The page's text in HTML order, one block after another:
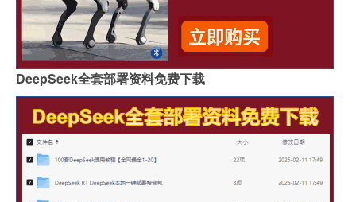
DeepSeek全套部署资料免费下载